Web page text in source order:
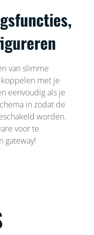
van slimme
met je
eenvoudig als je
in zodat de
worden.
voor te
gateway!